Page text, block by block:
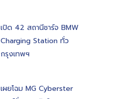
เปิด 42 สถานีชาร์จ BMW
Charging Station ทั่ว
กรุงเทพฯ
เผยโฉม MG Cyberster